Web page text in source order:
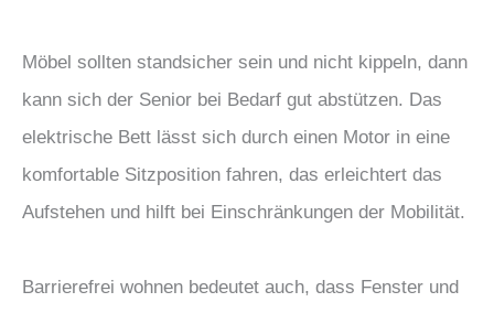
Möbel sollten standsicher sein und nicht kippeln, dann
kann sich der Senior bei Bedarf gut abstützen. Das
elektrische Bett lässt sich durch einen Motor in eine
komfortable Sitzposition fahren, das erleichtert das
Aufstehen und hilft bei Einschränkungen der Mobilität.
Barrierefrei wohnen bedeutet auch, dass Fenster und